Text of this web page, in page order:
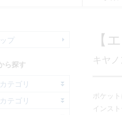
> 【エコー】汎用超音波画像診断装置
プ
ら探す
テゴリ
テゴリ
【
キヤノ
ポケッ
インス